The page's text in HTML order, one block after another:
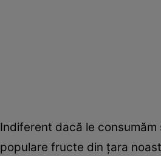
Indiferent dacă le
populare fructe din țara